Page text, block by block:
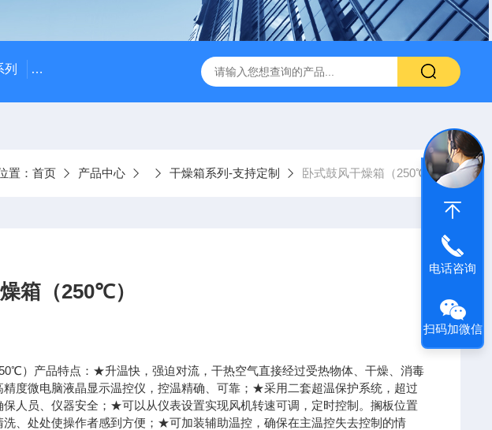
电池恒温测试箱 DZF-6090真空干燥箱 星曜-100Y星曜系列药品稳定性试
置： 首页 产品中心 干燥箱系列-支持定制 卧式鼓风干燥箱（250℃）
箱（250℃）
）产品特点：★升温快，强迫对流，干热空气直接经过受热物体、干燥、消毒
度微电脑液晶显示温控仪，控温精确、可靠；★采用二套超温保护系统，超过
保人员、仪器安全；★可以从仪表设置实现风机转速可调，定时控制。搁板位置
洗、处处使操作者感到方便；★可加装辅助温控，确保在主温控失去控制的情
电话咨询
扫码加微信